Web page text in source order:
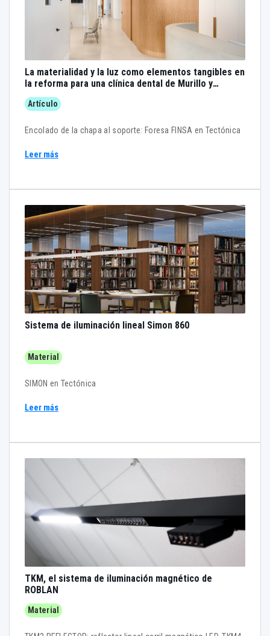
La materialidad y la luz como elementos tangibles en
la reforma para una clínica dental de Murillo y
Hernández Arquitectura
Artículo
Encolado de la chapa al soporte: Foresa FINSA en Tectónica
Leer más
Sistema de iluminación lineal Simon 860
Material
SIMON en Tectónica
Leer más
TKM, el sistema de iluminación magnético de
ROBLAN
Material